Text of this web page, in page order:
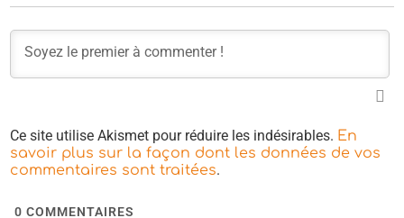
Ce site utilise Akismet pour réduire les indésirables. En
savoir plus sur la façon dont les données de vos
commentaires sont traitées.
0 COMMENTAIRES